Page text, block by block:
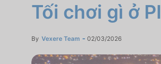
Tối chơi gì ở
By Vexere Team 02/03/2026